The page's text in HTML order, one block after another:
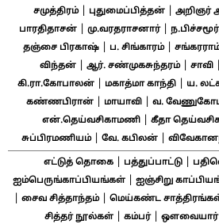
சமுத்திரம்| புதுமைப்பித்தன்|
பாரதிதாசன் மு.வரதராசனார்|
தஞ்சை பிரகாஷ்| ப. சிங்காரம்|
விந்தன்| ஆர். சண்முகசுந்தரம்| சாவி|
கி.ரா.கோபாலன் மகாத்மா காந்தி ய.
கண்ணபிரான்| மாயாவி| வ.
என்.தெய்வசிகாமணி| கீதா
சுப்பிரமணியம்| வே. கபிலன்|
எட்டுத் தொகை| பத்துப்பாட்டு|
ஐம்பெருங்காப்பியங்கள்| ஐஞ்சிறு
சைவ சித்தாந்தம்| மெய்கண்ட
சித்தர் நூல்கள்| கம்பர்| ஔவையார்